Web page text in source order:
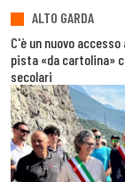
ALTO GARDA
C'è un nuovo
pista «da cartolina»
secolari